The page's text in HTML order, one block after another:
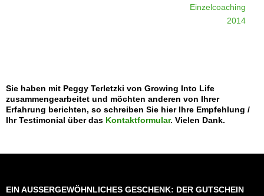
Einzelcoaching
2014
Sie haben mit Peggy Terletzki von Growing Into Life
zusammengearbeitet und möchten anderen von Ihrer
Erfahrung berichten, so schreiben Sie hier Ihre Empfehlung /
Ihr Testimonial über das Kontaktformular. Vielen Dank.
EIN AUSSER­GE­WÖHN­LI­CHES GESCHENK: DER GUT­SCHEIN F